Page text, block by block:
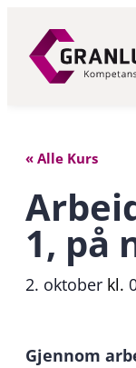
« Alle Kurs
1, på
2. oktober kl.
Gjennom